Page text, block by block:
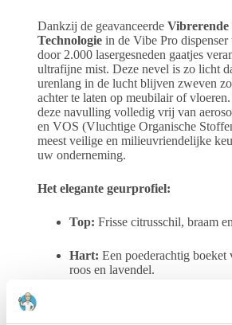
Dankzij de geavanceerde Vibrerende
Technologiein de Vibe Pro dispenser
door 2.000 lasergesneden gaatjes
ultrafijne mist. Deze nevel is zo licht
urenlang in de lucht blijven zweven
achter te laten op meubilair of
deze navulling volledig vrij van
en VOS (Vluchtige Organische
meest veilige en milieuvriendelijke
uw onderneming.
Het elegante geurprofiel:
Top: Frisse citrusschil, braam
Hart: Een poederachtig boeket
roos en lavendel.
Zachte, witte muskus